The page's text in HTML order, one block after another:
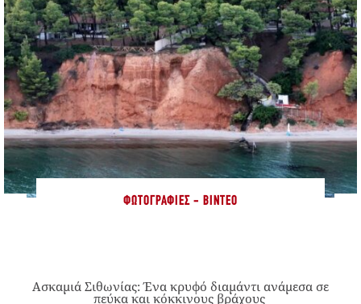
ΦΩΤΟΓΡΑΦΊΕΣ - ΒΊΝΤΕΟ
Ασκαμιά Σιθωνίας: Ένα κρυφό διαμάντι ανάμεσα σε
πεύκα και κόκκινους βράχους